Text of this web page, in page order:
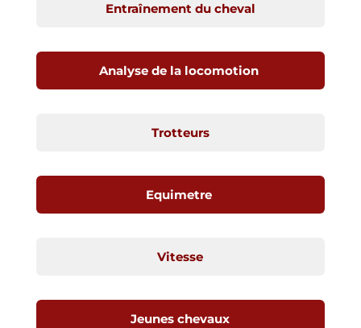
Entraînement du cheval
Analyse de la locomotion
Trotteurs
Equimetre
Vitesse
Jeunes chevaux